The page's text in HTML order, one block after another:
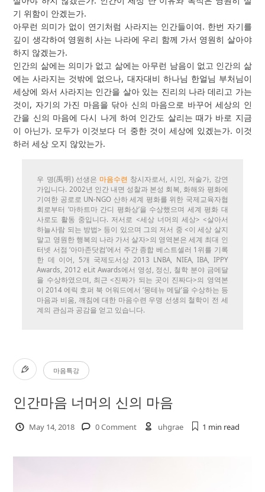
기 위함이 안겠는가.
아무런 의미가 없이 연기처럼 사라지는 인간들이여. 한번 자기를
깊이 생각하여 영원히 사는 나라에 우리 함께 가서 영원히 살아야
하지 않겠는가.
인간의 삶에는 의미가 없고 삶에는 아무런 남음이 없고 인간의 삶
에는 사라지는 것밖에 없으나, 대자대비 하나님 한얼님 부처님이
세상에 와서 사라지는 인간을 살아 있는 진리의 나라 데리고 가는
것이, 자기의 가진 마음을 닦아 신의 마음으로 바꾸어 세상의 인
간을 신의 마음에 다시 나게 하여 인간도 살리는 때가 바로 지금
이 아닌가. 모두가 이것보다 더 중한 것이 세상에 있겠는가. 이것
하러 세상 오지 않았는가.
우 명(禹明) 선생은 마음수련 창시자로서, 시인, 저술가, 강연
가입니다. 2002년 인간 내면 성찰과 본성 회복, 화해와 평화에
기여한 공로로 UN-NGO 산하 세계 평화를 위한 국제교육자협
회로부터 ‘마하트마 간디 평화상’을 수상했으며 세계 평화 대
사로도 활동 중입니다. 저서로 <세상 너머의 세상> <살아서
하늘사람 되는 방법> 등이 있으며 그의 저서 중 <이 세상 살지
말고 영원한 행복의 나라 가서 살자>의 영역본은 세계 최대 인
터넷 서점 ‘아마존닷컴’에서 주간 종합 베스트셀러 1위를 기록
한 데 이어, 5개 국제도서상 2013 LNBA, NIEA, IBA, IPPY
Awards, 2012 eLit Awards에서 영성, 정신, 철학 분야 금메달
을 수상하였으며, 최근 <진짜가 되는 곳이 진짜다>의 영역본
이 2014 에릭 호퍼 북 어워드에서 ‘몽테뉴 메달’을 수상하는 등
마음과 비움, 깨침에 대한 마음수련 우명 선생의 철학이 전 세
계의 관심과 공감을 얻고 있습니다.
마음특강
인간마음 너머의 신의 마음
May 14, 2018 0 Comment uhgrae 1 min read